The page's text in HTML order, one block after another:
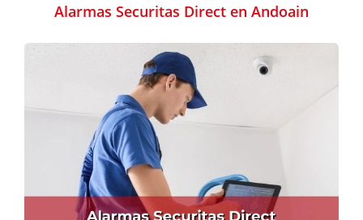
Alarmas Securitas Direct en Andoain